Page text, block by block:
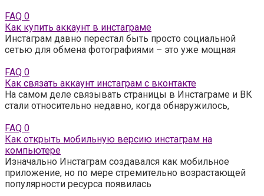
FAQ 0
Как купить аккаунт в инстаграме
Инстаграм давно перестал быть просто социальной
сетью для обмена фотографиями – это уже мощная
FAQ 0
Как связать аккаунт инстаграм с вконтакте
На самом деле связывать страницы в Инстаграме и ВК
стали относительно недавно, когда обнаружилось,
FAQ 0
Как открыть мобильную версию инстаграм на
компьютере
Изначально Инстаграм создавался как мобильное
приложение, но по мере стремительно возрастающей
популярности ресурса появилась